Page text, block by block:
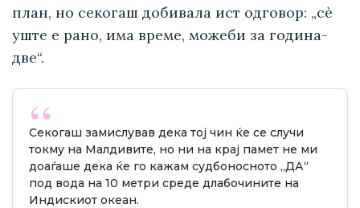
план, но секогаш добивала ист одговор: „сè
уште е рано, има време, можеби за година-
две“.
Секогаш замислував дека тој чин ќе се случи
токму на Малдивите, но ни на крај памет не ми
доаѓаше дека ќе го кажам судбоносното „ДА“
под вода на 10 метри среде длабочините на
Индискиот океан.